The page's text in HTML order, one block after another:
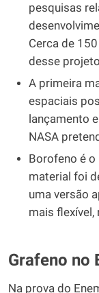
pesquisas
Cerca de
desse
A primeira
espaciais
lançamento
NASA
Borofeno é
material foi
uma versão
mais flexível,
Grafeno no
Na prova do